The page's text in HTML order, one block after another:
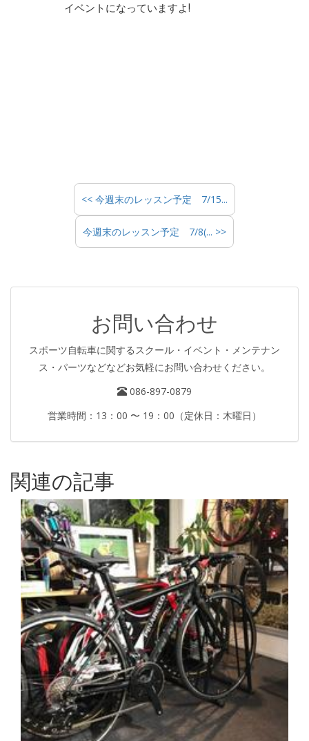
イベントになっていますよ!
<< 今週末のレッスン予定 7/15...
今週末のレッスン予定 7/8(... >>
お問い合わせ
スポーツ自転車に関するスクール・イベント・メンテナン
ス・パーツなどなどお気軽にお問い合わせください。
086-897-0879
営業時間：13：00 〜 19：00（定休日：木曜日）
関連の記事